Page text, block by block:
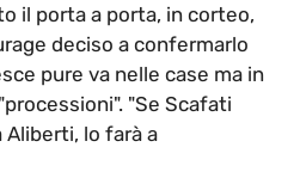
il porta a porta, in corteo,
deciso a confermarlo
pure va nelle case ma in
"Se Scafati
Aliberti, lo farà a